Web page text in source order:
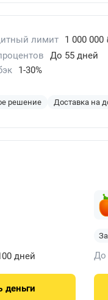
лимит 1 000 000
До 55 дней
1-30%
решение Доставка на
дней
деньги
До